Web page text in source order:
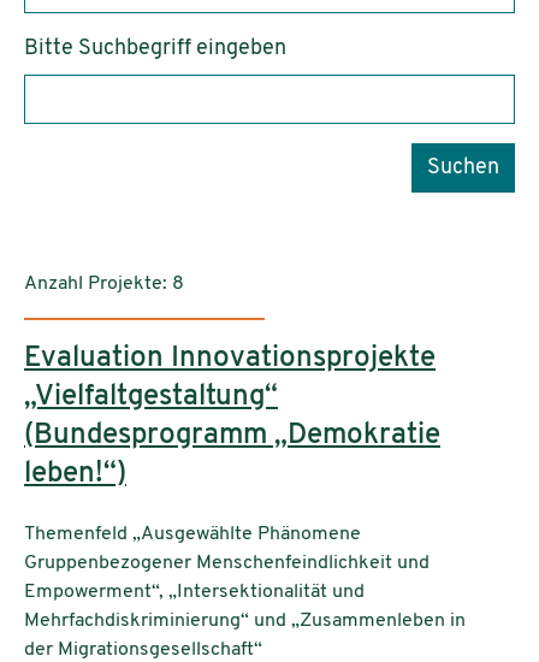
Bitte Suchbegriff eingeben
Suchen
Anzahl Projekte: 8
Evaluation Innovationsprojekte
„Vielfaltgestaltung“
(Bundesprogramm „Demokratie
leben!“)
Themenfeld „Ausgewählte Phänomene
Gruppenbezogener Menschenfeindlichkeit und
Empowerment“, „Intersektionalität und
Mehrfachdiskriminierung“ und „Zusammenleben in
der Migrationsgesellschaft“